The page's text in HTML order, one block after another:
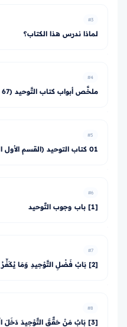
#3
لماذا ندرس هذا الكتاب؟
#4
ملخَّص أبواب كتاب التَّوحيد (67 بابًا)
#5
01 كتاب التوحيد (القسم الأول المقدمة 5 ابواب)
#6
[1] باب وجوب التَّوحيد
#7
[2] بَابُ فَضْلِ التَّوْحِيدِ وَمَا يُكَفِّرُ مِنَ الذُّنُوبِ
#8
[3] بَابٌ مَنْ حَقَّقَ التَّوْحِيدَ دَخَلَ الْجَنَّةَ بِغَيْرِ حِسَابٍ